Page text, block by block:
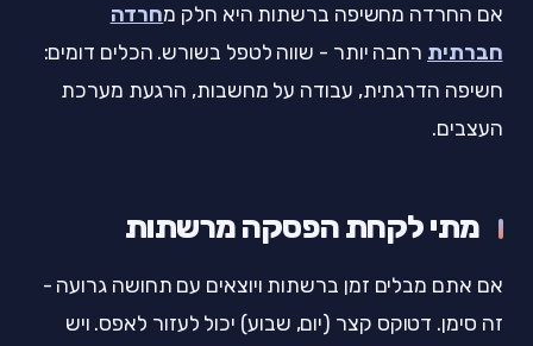
אם החרדה מחשיפה ברשתות היא חלק מחרדה
חברתית רחבה יותר - שווה לטפל בשורש. הכלים דומים:
חשיפה הדרגתית, עבודה על מחשבות, הרגעת מערכת
העצבים.
מתי לקחת הפסקה מרשתות
אם אתם מבלים זמן ברשתות ויוצאים עם תחושה גרועה -
זה סימן. דטוקס קצר (יום, שבוע) יכול לעזור לאפס. ויש